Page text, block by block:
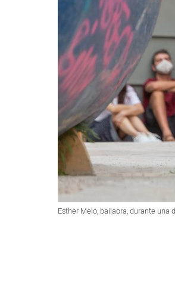
Esther Melo, bailaora, durante una